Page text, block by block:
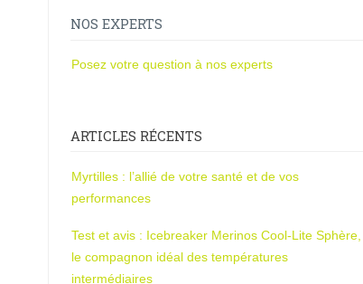
NOS EXPERTS
Posez votre question à nos experts
ARTICLES RÉCENTS
Myrtilles : l’allié de votre santé et de vos
performances
Test et avis : Icebreaker Merinos Cool-Lite Sphère,
le compagnon idéal des températures
intermédiaires